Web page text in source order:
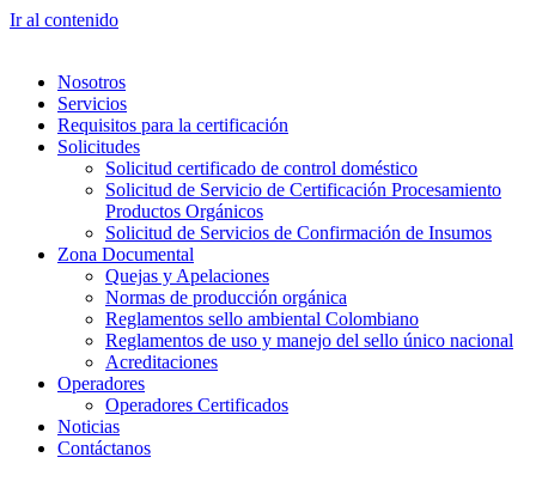
Ir al contenido
Nosotros
Servicios
Requisitos para la certificación
Solicitudes
Solicitud certificado de control doméstico
Solicitud de Servicio de Certificación Procesamiento
Productos Orgánicos
Solicitud de Servicios de Confirmación de Insumos
Zona Documental
Quejas y Apelaciones
Normas de producción orgánica
Reglamentos sello ambiental Colombiano
Reglamentos de uso y manejo del sello único nacional
Acreditaciones
Operadores
Operadores Certificados
Noticias
Contáctanos